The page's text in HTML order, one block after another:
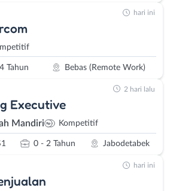
Tahun Bebas (Remote Work)
hari ini
Executive
Mandiri Kompetitif
0 - 2 Tahun Jabodetabek
2 hari lalu
hari ini